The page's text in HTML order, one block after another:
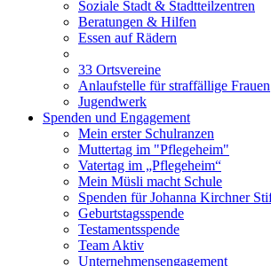
Soziale Stadt & Stadtteilzentren
Beratungen & Hilfen
Essen auf Rädern
33 Ortsvereine
Anlaufstelle für straffällige Frauen
Jugendwerk
Spenden und Engagement
Mein erster Schulranzen
Muttertag im "Pflegeheim"
Vatertag im „Pflegeheim“
Mein Müsli macht Schule
Spenden für Johanna Kirchner
Geburtstagsspende
Testamentsspende
Team Aktiv
Unternehmensengagement